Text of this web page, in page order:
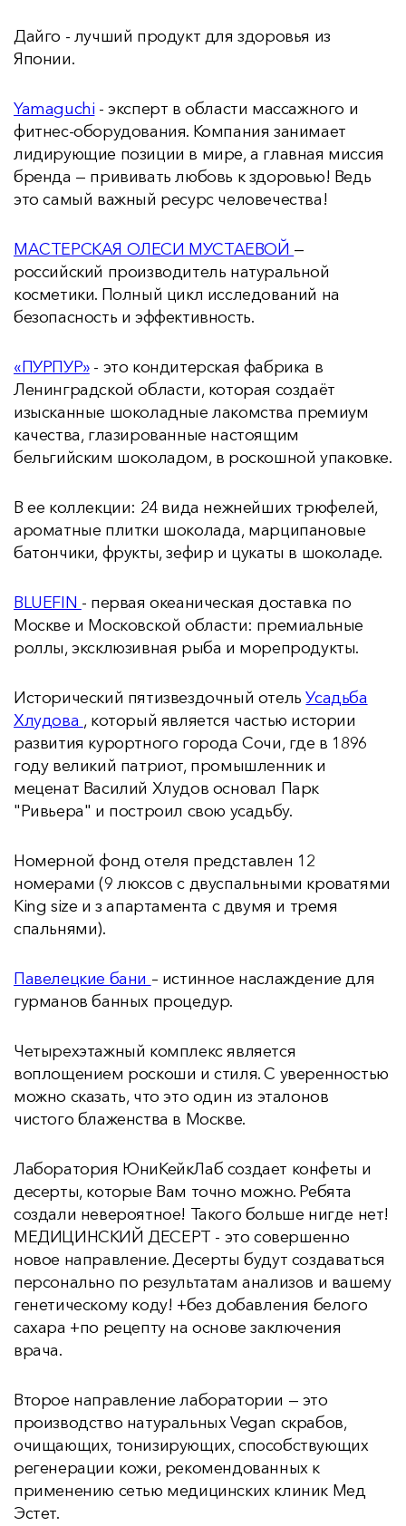
Дайго - лучший продукт для здоровья из
Японии.
Yamaguchi - эксперт в области массажного и
фитнес-оборудования. Компания занимает
лидирующие позиции в мире, а главная миссия
бренда — прививать любовь к здоровью! Ведь
это самый важный ресурс человечества!
МАСТЕРСКАЯ ОЛЕСИ МУСТАЕВОЙ —
российский производитель натуральной
косметики. Полный цикл исследований на
безопасность и эффективность.
«ПУРПУР»- это кондитерская фабрика в
Ленинградской области, которая создаёт
изысканные шоколадные лакомства премиум
качества, глазированные настоящим
бельгийским шоколадом, в роскошной упаковке.
В ее коллекции: 24 вида нежнейших трюфелей,
ароматные плитки шоколада, марципановые
батончики, фрукты, зефир и цукаты в шоколаде.
BLUEFIN - первая океаническая доставка по
Москве и Московской области: премиальные
роллы, эксклюзивная рыба и морепродукты.
Исторический пятизвездочный отельУсадьба
Хлудова , который является частью истории
развития курортного города Сочи, где в 1896
году великий патриот, промышленник и
меценат Василий Хлудов основал Парк
"Ривьера" и построил свою усадьбу.
Номерной фонд отеля представлен 12
номерами (9 люксов с двуспальными кроватями
King size и з апартамента с двумя и тремя
спальнями).
Павелецкие бани – истинное наслаждение для
гурманов банных процедур.
Четырехэтажный комплекс является
воплощением роскоши и стиля. С уверенностью
можно сказать, что это один из эталонов
чистого блаженства в Москве.
Лаборатория ЮниКейкЛаб создает конфеты и
десерты, которые Вам точно можно. Ребята
создали невероятное! Такого больше нигде нет!
МЕДИЦИНСКИЙ ДЕСЕРТ - это совершенно
новое направление. Десерты будут создаваться
персонально по результатам анализов и вашему
генетическому коду! +без добавления белого
сахара +по рецепту на основе заключения
врача.
Второе направление лаборатории — это
производство натуральных Vegan скрабов,
очищающих, тонизирующих, способствующих
регенерации кожи, рекомендованных к
применению сетью медицинских клиник Мед
Эстет.